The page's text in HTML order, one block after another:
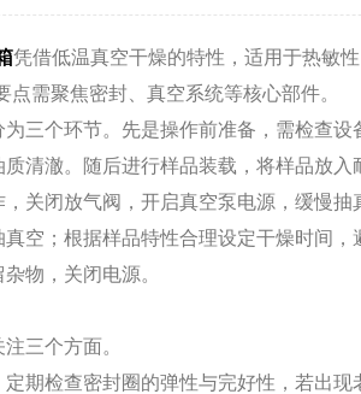
凭借低温真空干燥的特性，适用于热敏
点需聚焦密封、真空系统等核心部件。
三个环节。先是操作前准备，需检查
质清澈。随后进行样品装载，将样品放
关闭放气阀，开启真空泵电源，缓慢
真空；根据样品特性合理设定干燥时间
物，关闭电源。
三个方面。
期检查密封圈的弹性与完好性，若出